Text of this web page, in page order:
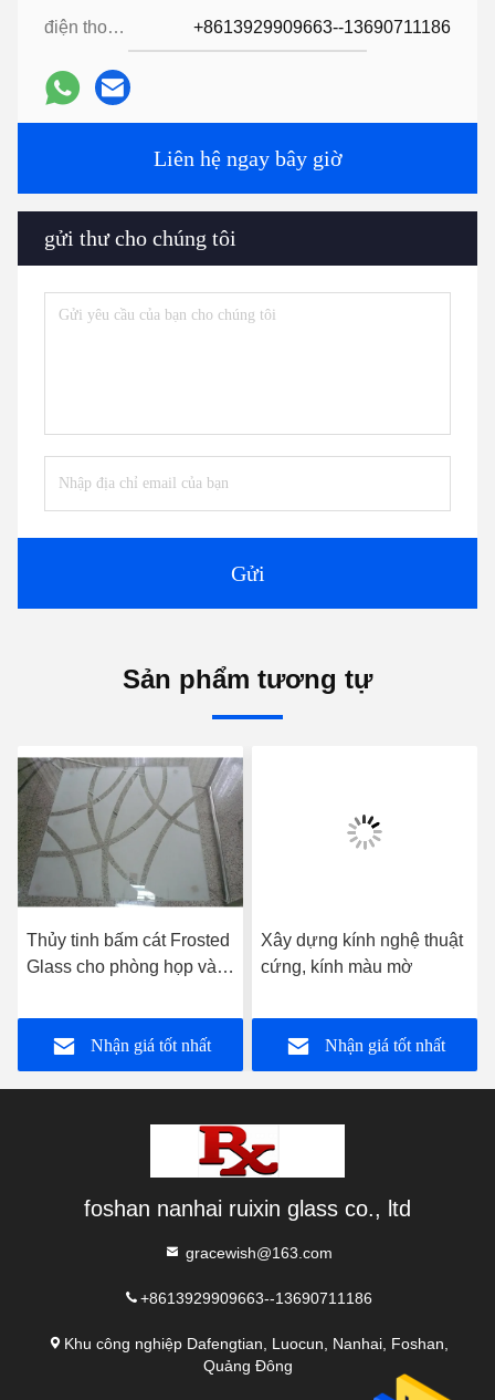
điện thoại: +8613929909663--13690711186
Liên hệ ngay bây giờ
gửi thư cho chúng tôi
Gửi
Sản phẩm tương tự
Thủy tinh bấm cát Frosted
Glass cho phòng họp và
Nhận giá tốt nhất
Xây dựng kính nghệ thuật
cứng, kính màu mờ
Nhận giá tốt nhất
foshan nanhai ruixin glass co., ltd
gracewish@163.com
+8613929909663--13690711186
Khu công nghiệp Dafengtian, Luocun, Nanhai, Foshan,
Quảng Đông